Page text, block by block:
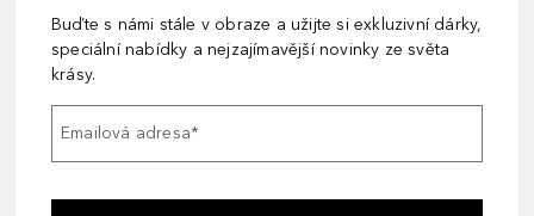
Buďte s námi stále v obraze a užijte si exkluzivní dárky,
speciální nabídky a nejzajímavější novinky ze světa
krásy.
Emailová adresa*